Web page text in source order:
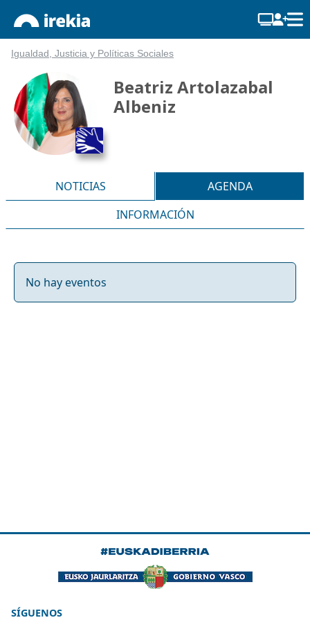
Igualdad, Justicia y Políticas Sociales
Beatriz Artolazabal
Albeniz
NOTICIAS
AGENDA
INFORMACIÓN
No hay eventos
SÍGUENOS